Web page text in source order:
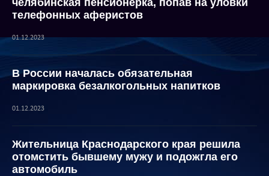
челябинская пенсионерка, попав на уловки
телефонных аферистов
01.12.2023
В России началась обязательная
маркировка безалкогольных напитков
01.12.2023
Жительница Краснодарского края решила
отомстить бывшему мужу и подожгла его
автомобиль